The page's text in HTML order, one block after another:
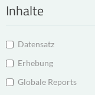
Inhalte
Datensatz
Erhebung
Globale Reports